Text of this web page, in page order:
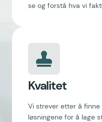
se og forstå hva vi
Kvalitet
Vi strever etter å
løsningene for å lage